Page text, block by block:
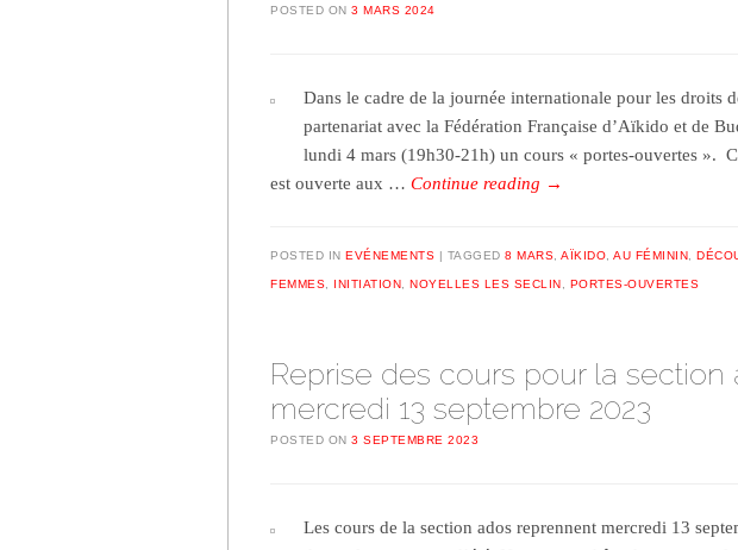
POSTED ON 3 MARS 2024
Dans le cadre de la journée internationale pour les droits
partenariat avec la Fédération Française d’Aïkido et de
lundi 4 mars (19h30-21h) un cours « portes-ouvertes ».
est ouverte aux … Continue reading →
POSTED IN EVÉNEMENTS TAGGED 8 MARS AÏKIDO AU FÉMININ
FEMMES INITIATION NOYELLES LES SECLIN PORTES-OUVERTES
Reprise des cours pour la section
mercredi 13 septembre 2023
POSTED ON 3 SEPTEMBRE 2023
Les cours de la section ados reprennent mercredi 13